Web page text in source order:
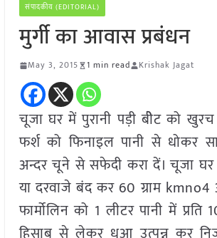
संपादकीय (EDITORIAL)
मुर्गी का आवास प्रबंधन
May 3, 2015 1 min read Krishak Jagat
चूजा घर में पुरानी पड़ी बीेट को
फर्श को फिनाइल पानी से धोकर
अन्दर चूने से सफेदी करा दें। चूजा
या दरवाजे बंद कर 60 ग्राम
फार्मोलिन को 1 लीटर पानी में